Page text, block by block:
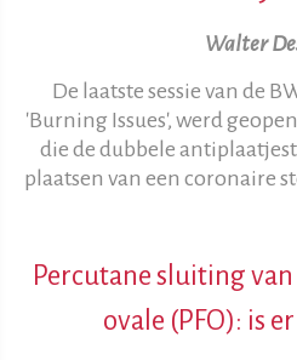
Walter
De laatste sessie van de
'Burning Issues', werd
die de dubbele
plaatsen van een coronaire
Percutane sluiting
ovale (PFO): is